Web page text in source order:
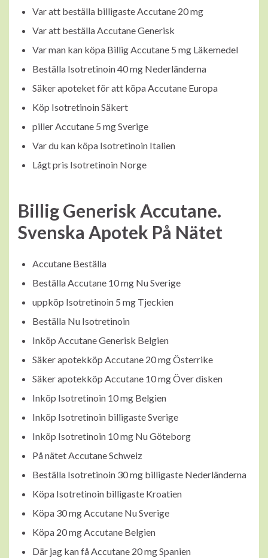
Var att beställa billigaste Accutane 20 mg
Var att beställa Accutane Generisk
Var man kan köpa Billig Accutane 5 mg Läkemedel
Beställa Isotretinoin 40 mg Nederländerna
Säker apoteket för att köpa Accutane Europa
Köp Isotretinoin Säkert
piller Accutane 5 mg Sverige
Var du kan köpa Isotretinoin Italien
Lågt pris Isotretinoin Norge
Billig Generisk Accutane.
Svenska Apotek På Nätet
Accutane Beställa
Beställa Accutane 10 mg Nu Sverige
uppköp Isotretinoin 5 mg Tjeckien
Beställa Nu Isotretinoin
Inköp Accutane Generisk Belgien
Säker apotekköp Accutane 20 mg Österrike
Säker apotekköp Accutane 10 mg Över disken
Inköp Isotretinoin 10 mg Belgien
Inköp Isotretinoin billigaste Sverige
Inköp Isotretinoin 10 mg Nu Göteborg
På nätet Accutane Schweiz
Beställa Isotretinoin 30 mg billigaste Nederländerna
Köpa Isotretinoin billigaste Kroatien
Köpa 30 mg Accutane Nu Sverige
Köpa 20 mg Accutane Belgien
Där jag kan få Accutane 20 mg Spanien